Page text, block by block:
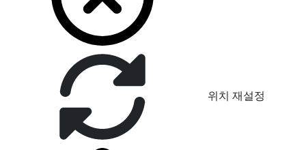
위치 재설정